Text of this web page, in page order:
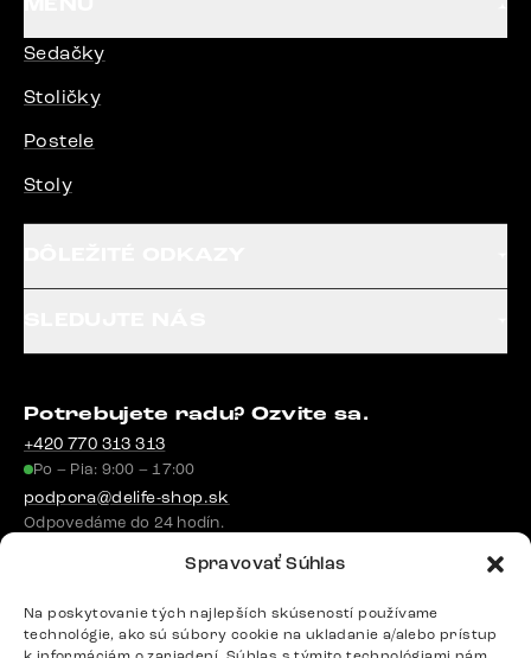
Spravovať Súhlas
Na poskytovanie tých najlepších skúseností používame
technológie, ako sú súbory cookie na ukladanie a/alebo prístup
Sedačky
Stoličky
Postele
Stoly
Potrebujete radu? Ozvite sa.
+420 770 313 313
Po – Pia: 9:00 – 17:00
podpora@delife-shop.sk
Odpovedáme do 24 hodín.
Google recenzie
4,8